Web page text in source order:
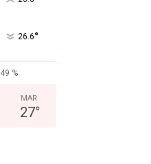
26.6°
49 %
MAR
27°